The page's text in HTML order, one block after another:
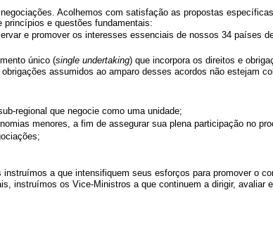
Acolhemos com satisfação as propostas
princípios e questões fundamentais:
e promover os interesses essenciais de nossos 34 países
único (single undertaking) que incorpora os direitos e
assumidos ao amparo desses acordos não estejam
regional que negocie como uma unidade;
menores, a fim de assegurar sua plena participação no
a que intensifiquem seus esforços para promover o
instruímos os Vice-Ministros a que continuem a dirigir, avaliar